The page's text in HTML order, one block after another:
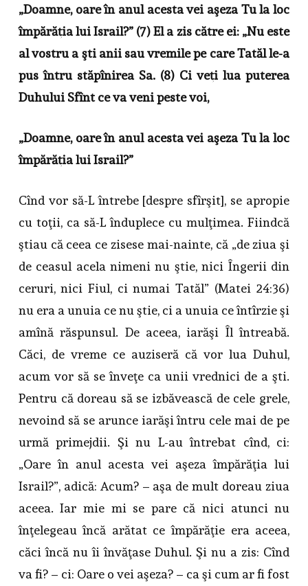
„Doamne, oare în anul acesta vei aşeza Tu la loc
împărăţia lui Israil?” (7) El a zis către ei: „Nu este
al vostru a şti anii sau vremile pe care Tatăl le-a
pus întru stăpînirea Sa. (8) Ci veţi lua puterea
Duhului Sfînt ce va veni peste voi,
„Doamne, oare în anul acesta vei aşeza Tu la loc
împărăţia lui Israil?”
Cînd vor să-L întrebe [despre sfîrşit], se apropie
cu toţii, ca să-L înduplece cu mulţimea. Fiindcă
ştiau că ceea ce zisese mai-nainte, că „de ziua şi
de ceasul acela nimeni nu ştie, nici Îngerii din
ceruri, nici Fiul, ci numai Tatăl” (Matei 24:36)
nu era a unuia ce nu ştie, ci a unuia ce întîrzie şi
amînă răspunsul. De aceea, iarăşi Îl întreabă.
Căci, de vreme ce auziseră că vor lua Duhul,
acum vor să se înveţe ca unii vrednici de a şti.
Pentru că doreau să se izbăvească de cele grele,
nevoind să se arunce iarăşi întru cele mai de pe
urmă primejdii. Şi nu L-au întrebat cînd, ci:
„Oare în anul acesta vei aşeza împărăţia lui
Israil?”, adică: Acum? – aşa de mult doreau ziua
aceea. Iar mie mi se pare că nici atunci nu
înţelegeau încă arătat ce împărăţie era aceea,
căci încă nu îi învăţase Duhul. Şi nu a zis: Cînd
va fi? – ci: Oare o vei aşeza? – ca şi cum ar fi fost